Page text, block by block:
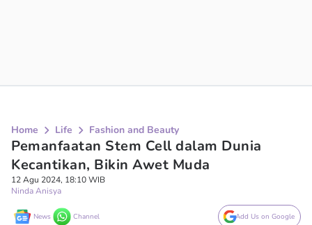
Home Life Fashion and Beauty
Pemanfaatan Stem Cell dalam Dunia
Kecantikan, Bikin Awet Muda
12 Agu 2024, 18:10 WIB
Ninda Anisya
News Channel Add Us on Google